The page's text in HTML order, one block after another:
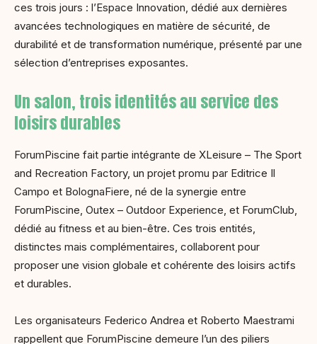
ces trois jours : l’Espace Innovation, dédié aux dernières
avancées technologiques en matière de sécurité, de
durabilité et de transformation numérique, présenté par une
sélection d’entreprises exposantes.
Un salon, trois identités au service des
loisirs durables
ForumPiscine fait partie intégrante de XLeisure – The Sport
and Recreation Factory, un projet promu par Editrice Il
Campo et BolognaFiere, né de la synergie entre
ForumPiscine, Outex – Outdoor Experience, et ForumClub,
dédié au fitness et au bien-être. Ces trois entités,
distinctes mais complémentaires, collaborent pour
proposer une vision globale et cohérente des loisirs actifs
et durables.
Les organisateurs Federico Andrea et Roberto Maestrami
rappellent que ForumPiscine demeure l’un des piliers